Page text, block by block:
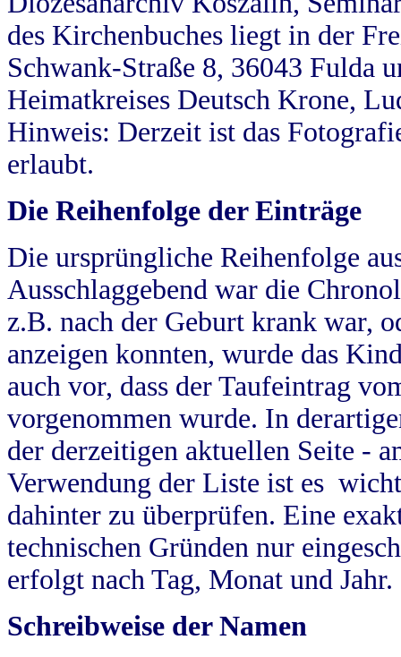
des Kirchenbuches liegt in der
Schwank-Straße 8, 36043 Fulda
Heimatkreises Deutsch Krone,
Hinweis: Derzeit ist das
erlaubt.
Die Reihenfolge der Einträge
Die ursprüngliche Reihenfolge
Ausschlaggebend war die
z.B. nach der Geburt krank war,
anzeigen konnten, wurde das
auch vor, dass der Taufeintrag
vorgenommen wurde. In
der derzeitigen aktuellen Seite -
Verwendung der Liste ist es
dahinter zu überprüfen. Eine
technischen Gründen nur
erfolgt nach Tag, Monat und Jahr.
Schreibweise der Namen